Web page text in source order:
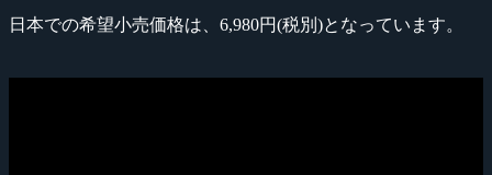
日本での希望小売価格は、6,980円(税別)となっています。